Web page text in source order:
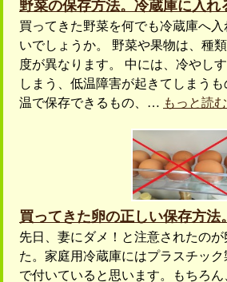
野菜の保存方法。冷蔵庫に入れ
買ってきた野菜を何でも冷蔵庫へ
いでしょうか。 野菜や果物は、種
度が異なります。 中には、冷やし
しまう、低温障害が起きてしまう
温で保存できるもの、… もっと読
買ってきた卵の正しい保存方法。
先日、妻にダメ！と注意されたの
た。家庭用冷蔵庫にはプラスチッ
で付いていると思います。もちろ